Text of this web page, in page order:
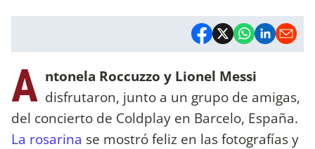
A ntonela Roccuzzo y Lionel Messi
disfrutaron, junto a un grupo de amigas,
del concierto de Coldplay en Barcelo, España.
La rosarina se mostró feliz en las fotografías y